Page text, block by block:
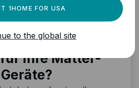
Sie eine
Ihre Matter-
Geräte?
1HOME FOR USA
to the global site